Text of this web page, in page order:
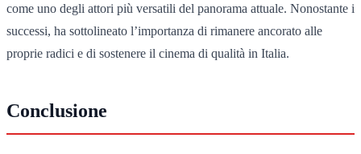
come uno degli attori più versatili del panorama attuale. Nonostante i
successi, ha sottolineato l’importanza di rimanere ancorato alle
proprie radici e di sostenere il cinema di qualità in Italia.
Conclusione